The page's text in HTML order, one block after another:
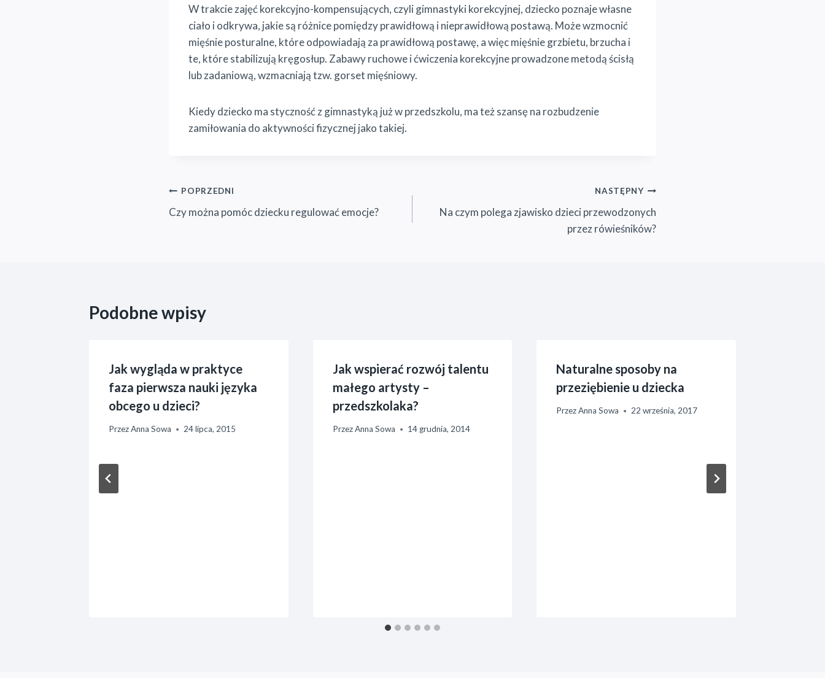
W trakcie zajęć korekcyjno-kompensujących, czyli gimnastyki korekcyjnej, dziecko poznaje własne
ciało i odkrywa, jakie są różnice pomiędzy prawidłową i nieprawidłową postawą. Może wzmocnić
mięśnie posturalne, które odpowiadają za prawidłową postawę, a więc mięśnie grzbietu, brzucha i
te, które stabilizują kręgosłup. Zabawy ruchowe i ćwiczenia korekcyjne prowadzone metodą ścisłą
lub zadaniową, wzmacniają tzw. gorset mięśniowy.
Kiedy dziecko ma styczność z gimnastyką już w przedszkolu, ma też szansę na rozbudzenie
zamiłowania do aktywności fizycznej jako takiej.
Nawigacja
wpisu
POPRZEDNI
Czy można pomóc dziecku regulować emocje?
NASTĘPNY
Na czym polega zjawisko dzieci przewodzonych
przez rówieśników?
Podobne wpisy
Jak wygląda w praktyce
faza pierwsza nauki języka
obcego u dzieci?
PrzezAnna Sowa 24 lipca, 2015
Jak wspierać rozwój talentu
małego artysty –
przedszkolaka?
Przez Anna Sowa 14 grudnia, 2014
Naturalne sposoby na
przeziębienie u dziecka
Przez Anna Sowa 22 września, 2017